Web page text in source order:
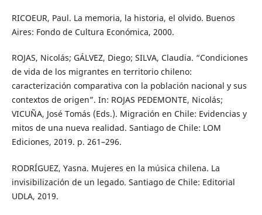
RICOEUR, Paul. La memoria, la historia, el olvido. Buenos
Aires: Fondo de Cultura Económica, 2000.
ROJAS, Nicolás; GÁLVEZ, Diego; SILVA, Claudia. “Condiciones
de vida de los migrantes en territorio chileno:
caracterización comparativa con la población nacional y sus
contextos de origen”. In: ROJAS PEDEMONTE, Nicolás;
VICUÑA, José Tomás (Eds.). Migración en Chile: Evidencias y
mitos de una nueva realidad. Santiago de Chile: LOM
Ediciones, 2019. p. 261–296.
RODRÍGUEZ, Yasna. Mujeres en la música chilena. La
invisibilización de un legado. Santiago de Chile: Editorial
UDLA, 2019.